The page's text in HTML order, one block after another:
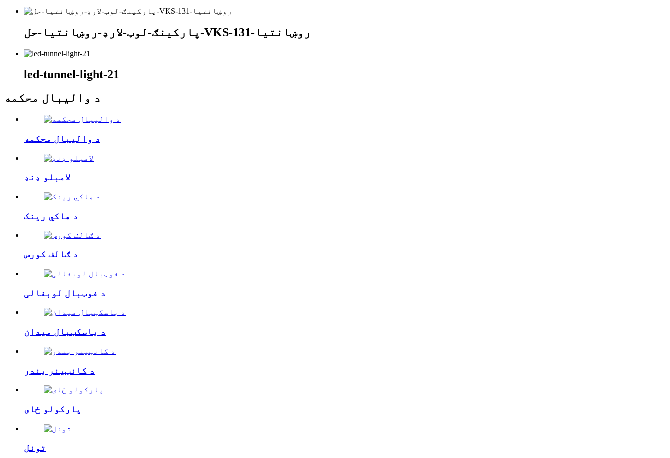
پارکینګ-لوټ-لارډ-روښانتیا-حل-VKS-روښانتیا-131
led-tunnel-light-21
د والیبال محکمه
د والیبال محکمه
لامبلو ډنډ
د هاکي رینک
د ګالف کورس
د فوټبال لوبغالی
د باسکټبال میدان
د کانټینر بندر
پارکولو ځای
تونل